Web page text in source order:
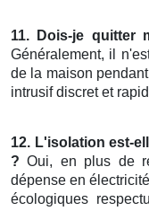
11. Dois-je quitter
Généralement, il
de la maison
intrusif discret et
12. L'isolation est-
? Oui, en plus de
dépense en
écologiques